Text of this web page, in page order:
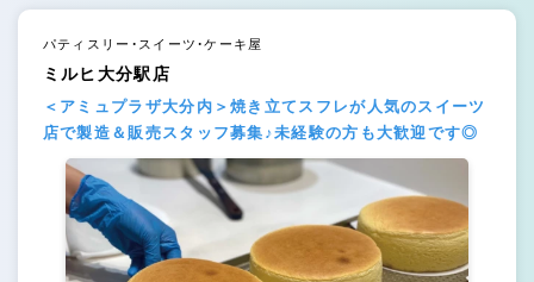
パティスリー・スイーツ・ケーキ屋
ミルヒ大分駅店
＜アミュプラザ大分内＞焼き立てスフレが人気のスイーツ
店で製造＆販売スタッフ募集♪未経験の方も大歓迎です◎